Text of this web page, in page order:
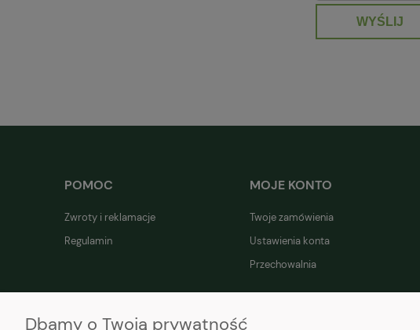
WYŚLIJ
POMOC
Zwroty i reklamacje
Regulamin
MOJE KONTO
Twoje zamówienia
Ustawienia konta
Przechowalnia
Dbamy o Twoją prywatność